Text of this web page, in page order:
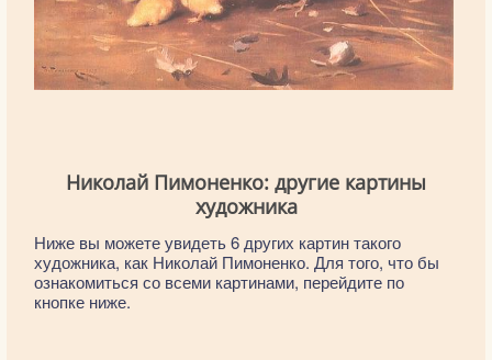
Николай Пимоненко: другие картины
художника
Ниже вы можете увидеть 6 других картин такого
художника, как Николай Пимоненко. Для того, что бы
ознакомиться со всеми картинами, перейдите по
кнопке ниже.